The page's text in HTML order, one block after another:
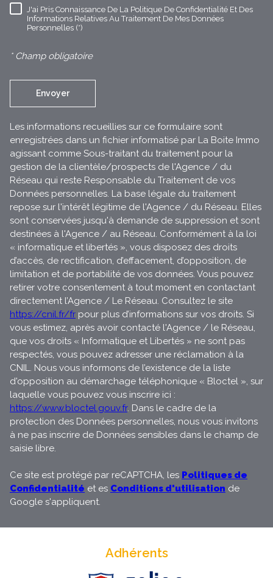
RÈGLEMENTATION
J'ai Pris Connaissance De La Politique De Confidentialité Et Des
Informations Relatives Au Traitement De Mes Données
Personnelles (*)
* Champ obligatoire
Envoyer
Les informations recueillies sur ce formulaire sont
enregistrées dans un fichier informatisé par La Boite Immo
agissant comme Sous-traitant du traitement pour la
gestion de la clientèle/prospects de l'Agence / du
Réseau qui reste Responsable du Traitement de vos
Données personnelles. La base légale du traitement
repose sur l'intérêt légitime de l'Agence / du Réseau. Elles
sont conservées jusqu'à demande de suppression et sont
destinées à l'Agence / au Réseau. Conformément à la loi
« informatique et libertés », vous disposez des droits
d’accès, de rectification, d’effacement, d’opposition, de
limitation et de portabilité de vos données. Vous pouvez
retirer votre consentement à tout moment en contactant
directement l’Agence / Le Réseau. Consultez le site
https://cnil.fr/fr pour plus d’informations sur vos droits. Si
vous estimez, après avoir contacté l'Agence / le Réseau,
que vos droits « Informatique et Libertés » ne sont pas
respectés, vous pouvez adresser une réclamation à la
CNIL. Nous vous informons de l’existence de la liste
d'opposition au démarchage téléphonique « Bloctel », sur
laquelle vous pouvez vous inscrire ici :
https://www.bloctel.gouv.fr. Dans le cadre de la
protection des Données personnelles, nous vous invitons
à ne pas inscrire de Données sensibles dans le champ de
saisie libre.
Ce site est protégé par reCAPTCHA, les Politiques de
Confidentialité et es Conditions d'utilisation de
Google s'appliquent.
Adhérents